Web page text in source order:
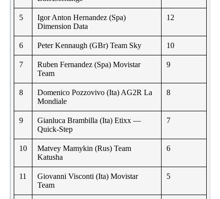
5
Igor Anton Hernandez (Spa)
Dimension Data
12
6 Peter Kennaugh (GBr) Team Sky 10
7
Ruben Fernandez (Spa) Movistar
Team
9
8
Domenico Pozzovivo (Ita) AG2R La
Mondiale
8
9
Gianluca Brambilla (Ita) Etixx —
Quick-Step
7
10
Matvey Mamykin (Rus) Team
Katusha
6
11
Giovanni Visconti (Ita) Movistar
Team
5